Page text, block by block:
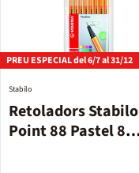
PREU ESPECIAL del 6/7 al 31/12
Retoladors Stabilo
Point 88 Pastel 8
Stabilo